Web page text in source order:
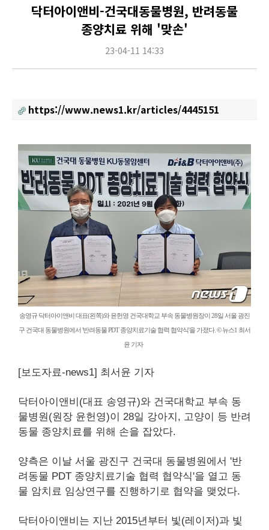
닥터아이앤비-건국대동물병원, 반려동물
종양치료 위해 '맞손'
23-04-11 14:33
https://www.news1.kr/articles/4445151
Content
송영규 닥터아이앤비 대표(왼쪽)와 윤헌영 건국대학교 부속 동물병원장이 28일 서울 광진
구 건국대 동물병원에서 '반려동물 PDT 종양치료기술 협력 협약식'을 가졌다. © 뉴스1 최서
윤 기자
[보도자료-news1] 최서윤 기자
닥터아이앤비(대표 송영규)와 건국대학교 부속 동
물병원(원장 윤헌영)이 28일 강아지, 고양이 등 반려
동물 종양치료를 위해 손을 잡았다.
양측은 이날 서울 광진구 건국대 동물병원에서 '반
려동물 PDT 종양치료기술 협력 협약식'을 열고 동
물 암치료 임상연구를 진행하기로 협약을 맺었다.
닥터아이앤비는 지난 2015년부터 빛(레이저)과 빛